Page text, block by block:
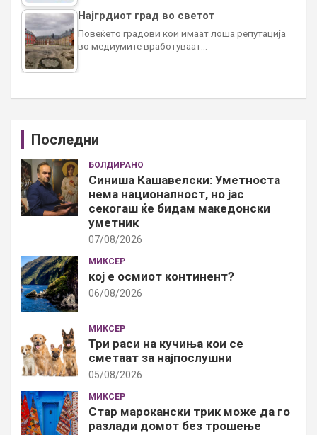
Најгрдиот град во светот
Повеќето градови кои имаат лоша репутација
во медиумите вработуваат…
Последни
БОЛДИРАНО
Синиша Кашавелски: Уметноста
нема националност, но јас
секогаш ќе бидам македонски
уметник
07/08/2026
МИКСЕР
кој е осмиот континент?
06/08/2026
МИКСЕР
Три раси на кучиња кои се
сметаат за најпослушни
05/08/2026
МИКСЕР
Стар марокански трик може да го
разлади домот без трошење